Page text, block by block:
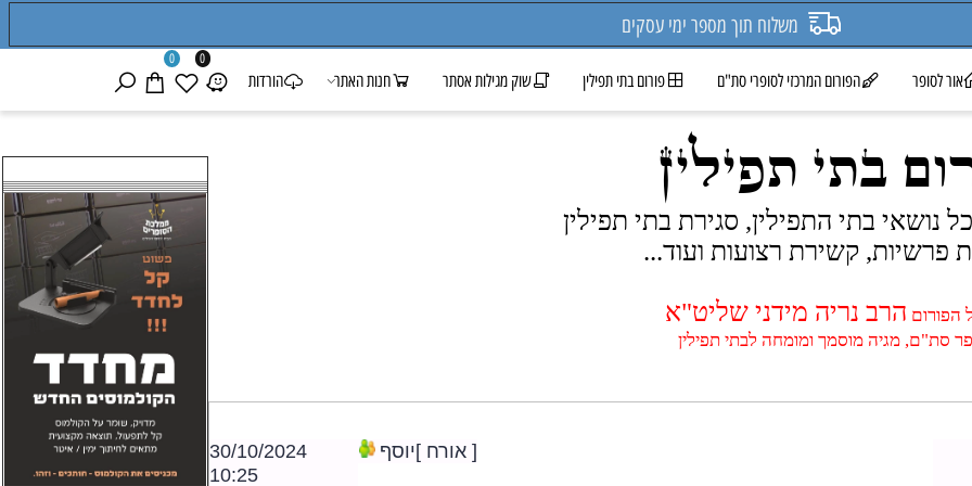
משלוח תוך מספר ימי עסקים
0 0
הפורום המרכזי לסופרי סת"ם פורום בתי תפילין שוק מגילות אסתר חנות האתר הורדות
בתי תפילין
נושאי בתי התפילין, סגירת בתי תפילין
קשירת רצועות ועוד...
הרב נריה מידני שליט"א
מגיה מוסמך ומומחה לבתי תפילין
[ אורח ]יוסף
30/10/2024